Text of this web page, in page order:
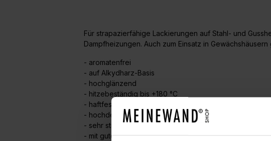
Für strapazierfähige Lackierungen auf Stahl- und
Dampfheizungen. Auch zum Einsatz in Gewächshäusern
- aromatenfrei
- auf Alkydharz-Basis
- hochglänzend
- hitzebeständig bis +180 °C
- haftfest
- hochdeckend
- sehr strapazierfähig
- mit gutem Verlauf